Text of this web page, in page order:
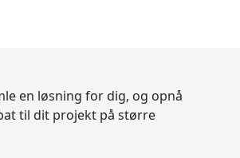
en løsning for dig, og opnå
til dit projekt på større